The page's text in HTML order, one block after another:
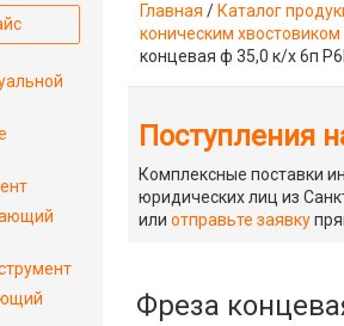
Главная / Каталог
коническим хвостовиком
концевая ф 35,0 к/х 6п
Поступления
Комплексные поставки
юридических лиц из
илиотправьте заявку
Фреза